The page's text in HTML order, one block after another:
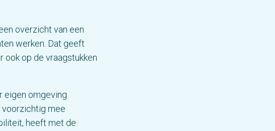
overzicht van een
werken. Dat geeft
ook op de vraagstukken
eigen omgeving
voorzichtig mee
heeft met de